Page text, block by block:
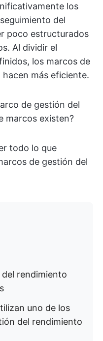
los
del
poco estructurados
Al dividir el
los marcos de
más eficiente.
de gestión del
marcos existen?
todo lo que
de gestión del
rendimiento
uno de los
del rendimiento